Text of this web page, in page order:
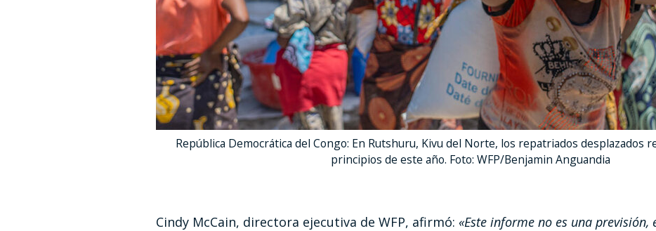
República Democrática del Congo: En Rutshuru, Kivu del Norte, los repatriados desplazados
principios de este año. Foto: WFP/Benjamin Anguandia
Cindy McCain, directora ejecutiva de WFP, afirmó: «Este informe no es una previsión,